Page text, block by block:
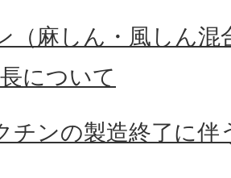
（麻しん・風しん
について
チンの製造終了に伴